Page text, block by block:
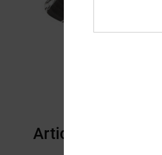
Articles vus